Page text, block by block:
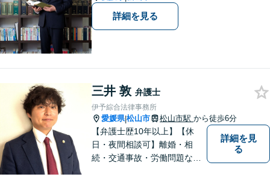
詳細を見る
三井 敦 弁護士
伊予綜合法律事務所
愛媛県|松山市 松山市駅 から徒歩6分
【弁護士歴10年以上】【休
日・夜間相談可】離婚・相
続・交通事故・労働問題など
詳細を見
る